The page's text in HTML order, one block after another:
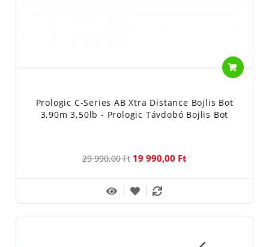
Prologic C-Series AB Xtra Distance Bojlis Bot
3,90m 3,50lb - Prologic Távdobó Bojlis Bot
29 990,00 Ft 19 990,00 Ft